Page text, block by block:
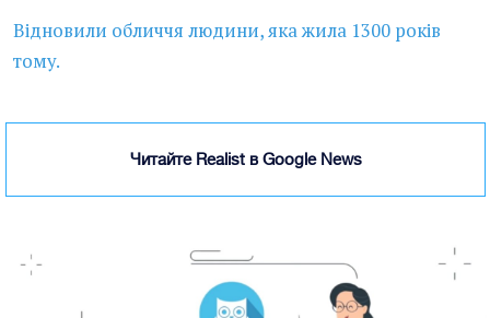
Відновили обличчя людини, яка жила 1300 років
тому.
Читайте Realist в Google News